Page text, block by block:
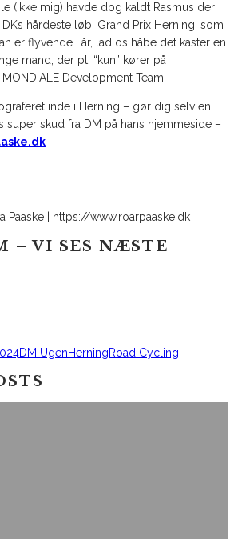
(ikke mig) havde dog kaldt Rasmus der
hårdeste løb, Grand Prix Herning, som
er flyvende i år, lad os håbe det kaster en
mand, der pt. “kun” kører på
MONDIALE Development Team.
inde i Herning – gør dig selv en
super skud fra DM på hans hjemmeside –
Paaske | https://www.roarpaaske.dk
– VI SES NÆSTE
DM UgenHerningRoad Cycling